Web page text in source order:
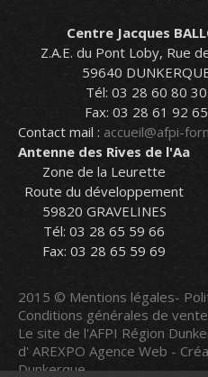
Centre Jacques
Z.A.E. du Pont Loby, Rue
59640
Tél: 03 28 60 80 30
Fax: 03 28 61 92 65
Contact mail : accueil@afpi-
Antenne des Rives de l'Aa
Zone de la Leurette
Route du développement
59820 GRAVELINES
Tél: 03 28 65 59 66
Fax: 03 28 65 59 69
2015 © Mentions légales-
Conditions générales de vente
Le site de l'AFPI Région
d' AREXPO Agence Web -
Dunkerque